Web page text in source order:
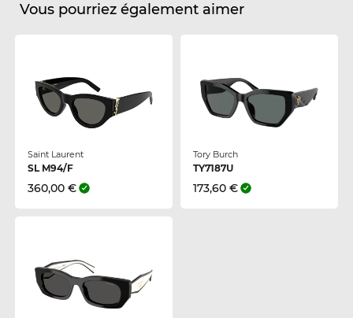
Vous pourriez également aimer
Saint Laurent
SL M94/F
360,00 €
Tory Burch
TY7187U
173,60 €